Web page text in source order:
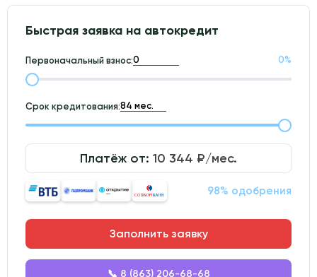
Быстрая заявка на автокредит
Первоначальный взнос: 0%
Срок кредитования:
Платёж от: 10 344 ₽/мес.
98% одобрения
Заполнить заявку
📞 8 (863) 206-68-68